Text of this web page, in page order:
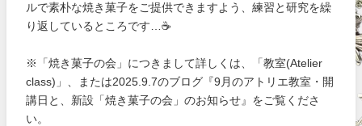
ルで素朴な焼き菓子をご提供できますよう、練習と研究を繰
り返しているところです…☕
※「焼き菓子の会」につきまして詳しくは、「教室(Atelier
class)」、または2025.9.7のブログ『9月のアトリエ教室・開
講日と、新設「焼き菓子の会」のお知らせ』をご覧くださ
い。